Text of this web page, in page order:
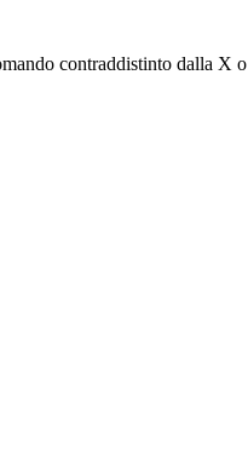
contraddistinto dalla